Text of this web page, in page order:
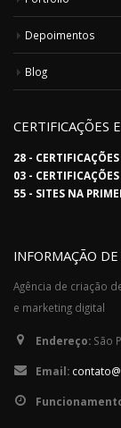
Depoimentos
Blog
CERTIFICAÇÕES
28 -
03 -
55 - SITES NA
INFORMAÇÃO
Agência de criação
e marketing digital
Endereço: São
Email: